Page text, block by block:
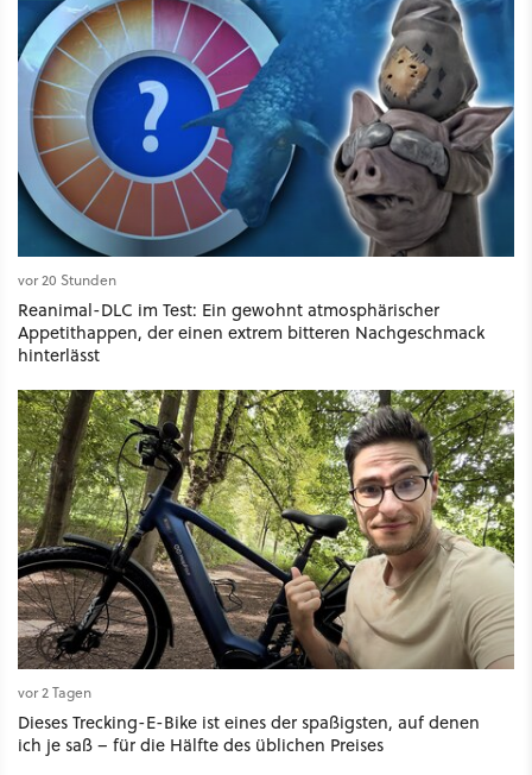
vor 20 Stunden
Reanimal-DLC im Test: Ein gewohnt atmosphärischer
Appetithappen, der einen extrem bitteren Nachgeschmack
hinterlässt
vor 2 Tagen
Dieses Trecking-E-Bike ist eines der spaßigsten, auf denen
ich je saß – für die Hälfte des üblichen Preises